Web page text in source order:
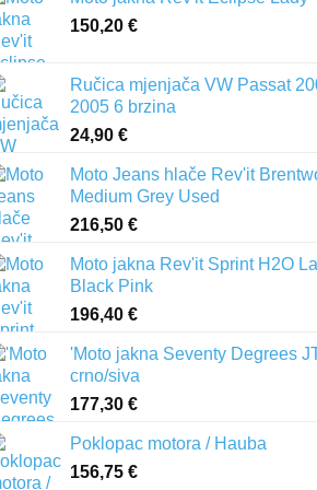
150,20 €
Ručica mjenjača VW Passat
2005 6 brzina
24,90 €
Moto Jeans hlače Rev'it
Medium Grey Used
216,50 €
Moto jakna Rev'it Sprint H2O
Black Pink
196,40 €
'Moto jakna Seventy Degrees
crno/siva
177,30 €
Poklopac motora / Hauba
156,75 €